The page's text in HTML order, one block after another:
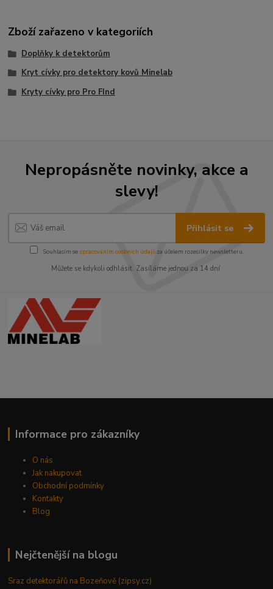
Zboží zařazeno v kategoriích
Doplňky k detektorům
Kryt cívky pro detektory kovů Minelab
Kryty cívky pro Pro FInd
Nepropásněte novinky, akce a
slevy!
Přihlásit se
Souhlasím se zpracováním osobních údajůza účelem rozesílky newsletteru.
Můžete se kdykoli odhlásit. Zasíláme jednou za 14 dní.
Informace pro zákazníky
O nás
Jak nakupovat
Obchodní podmínky
Kontakty
Blog
Nejčtenější na blogu
Sraz detektorářů na Bozeňově (zipsy.cz)